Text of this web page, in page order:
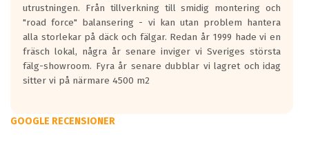
utrustningen. Från tillverkning till smidig montering och
"road force" balansering - vi kan utan problem hantera
alla storlekar på däck och fälgar. Redan år 1999 hade vi en
fräsch lokal, några år senare inviger vi Sveriges största
fälg-showroom. Fyra år senare dubblar vi lagret och idag
sitter vi på närmare 4500 m2
GOOGLE RECENSIONER